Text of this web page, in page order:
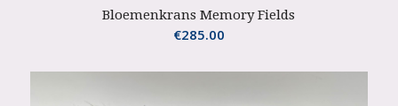
Bloemenkrans Memory Fields
€285.00